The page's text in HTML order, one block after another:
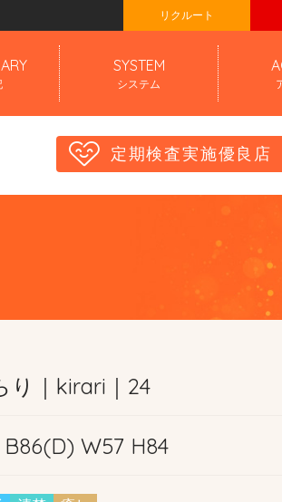
リクルート
SYSTEM
システム
定期検査実施優良店
り｜kirari｜24
B86(D) W57 H84